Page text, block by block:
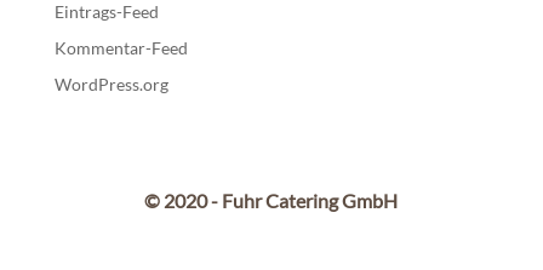
Eintrags-Feed
Kommentar-Feed
WordPress.org
© 2020 - Fuhr Catering GmbH